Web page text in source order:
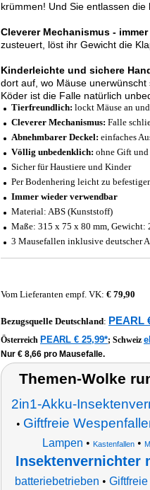
krümmen! Und Sie entlassen
Cleverer Mechanismus -
zusteuert, löst ihr Gewicht die
Kinderleichte und sichere
dort auf, wo Mäuse
Köder ist die Falle natürlich
Tierfreundlich: lockt Mäuse an
Cleverer Mechanismus: Falle
Abnehmbarer Deckel: einfaches
Völlig unbedenklich: ohne Gift
Sicher für Haustiere und Kinder
Per Bodenhering leicht zu
Immer wieder verwendbar
Material: ABS (Kunststoff)
Maße: 315 x 75 x 80 mm, Gewicht:
3 Mausefallen inklusive deutscher
Vom Lieferanten empf. VK: € 79,90
Bezugsquelle Deutschland: PEARL
Österreich PEARL € 25,99*; Schweiz
Nur € 8,66 pro Mausefalle.
Themen-Wolke
2in1-Akku-
• Giftfreie
Lampen • Kastenfallen •
Insektenvernichter
batteriebetrieben •